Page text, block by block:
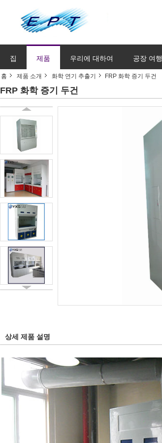
집 제품 우리에 대하여 공장 여행
홈 제품 소개 화학 연기 추출기 FRP 화학 증기 두건
FRP 화학 증기 두건
상세 제품 설명